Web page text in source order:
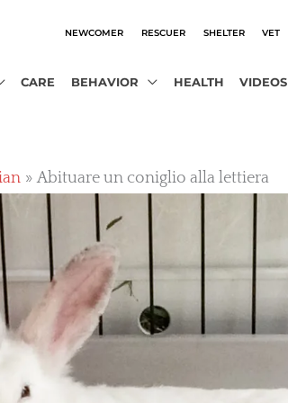
NEWCOMER RESCUER SHELTER VET
CARE BEHAVIOR HEALTH VIDEOS
Abituare un coniglio alla lettiera